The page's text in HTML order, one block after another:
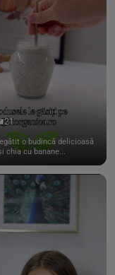
21
o budincă delicioasă
chia cu banane...